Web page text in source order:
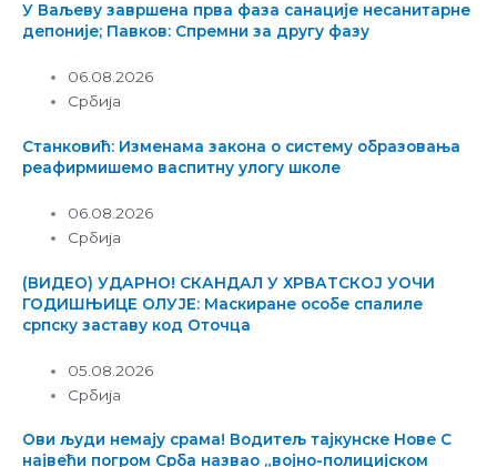
У Ваљеву завршена прва фаза санације несанитарне
депоније; Павков: Спремни за другу фазу
06.08.2026
Србија
Станковић: Изменама закона о систему образовања
реафирмишемо васпитну улогу школе
06.08.2026
Србија
(ВИДЕО) УДАРНО! СКАНДАЛ У ХРВАТСКОЈ УОЧИ
ГОДИШЊИЦЕ ОЛУЈЕ: Маскиране особе спалиле
српску заставу код Оточца
05.08.2026
Србија
Ови људи немају срама! Водитељ тајкунске Нове С
највећи погром Срба назвао „војно-полицијском